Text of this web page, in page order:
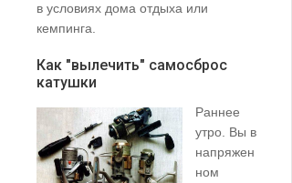
в условиях дома отдыха или
кемпинга.
Как "вылечить" самосброс
катушки
Раннее
утро. Вы в
напряжен
ном